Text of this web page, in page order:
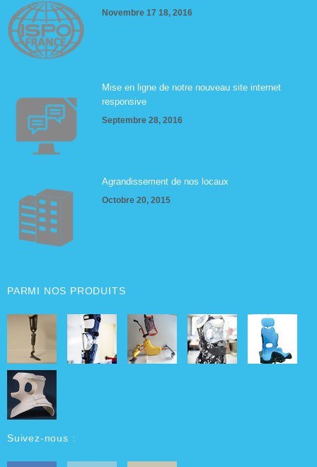
Novembre 17 18, 2016
Mise en ligne de notre nouveau site internet
responsive
Septembre 28, 2016
Agrandissement de nos locaux
Octobre 20, 2015
PARMI NOS PRODUITS
Suivez-nous :